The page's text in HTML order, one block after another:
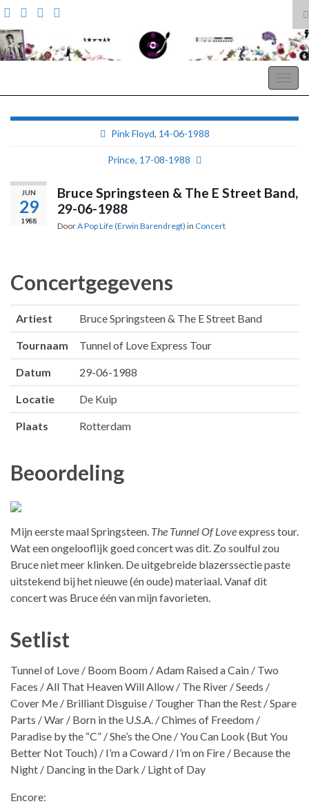
Search for:
Pink Floyd, 14-06-1988
Prince, 17-08-1988
JUN
29
1988
Bruce Springsteen & The E Street Band,
29-06-1988
DoorA Pop Life (Erwin Barendregt) in Concert
Concertgegevens
Artiest Bruce Springsteen & The E Street Band
Tournaam Tunnel of Love Express Tour
Datum 29-06-1988
Locatie De Kuip
Plaats Rotterdam
Beoordeling
Mijn eerste maal Springsteen. The Tunnel Of Loveexpress tour.
Wat een ongelooflijk goed concert was dit. Zo soulful zou
Bruce niet meer klinken. De uitgebreide blazerssectie paste
uitstekend bij het nieuwe (én oude) materiaal. Vanaf dit
concert was Bruce één van mijn favorieten.
Setlist
Tunnel of Love / Boom Boom / Adam Raised a Cain / Two
Faces / All That Heaven Will Allow / The River / Seeds /
Cover Me / Brilliant Disguise / Tougher Than the Rest / Spare
Parts / War / Born in the U.S.A. / Chimes of Freedom /
Paradise by the “C” / She’s the One / You Can Look (But You
Better Not Touch) / I’m a Coward / I’m on Fire / Because the
Night / Dancing in the Dark / Light of Day
Encore: